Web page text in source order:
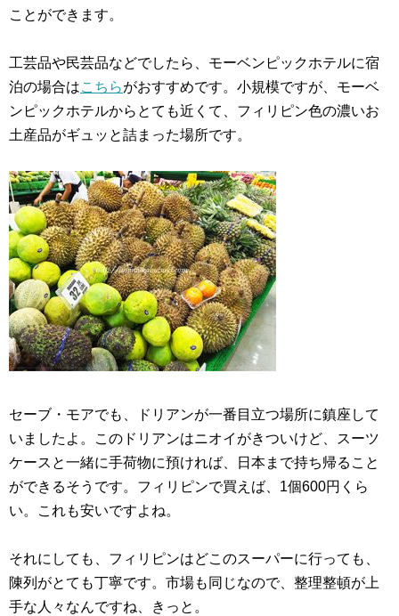
ことができます。
工芸品や民芸品などでしたら、モーベンピックホテルに宿
泊の場合はこちらがおすすめです。小規模ですが、モーベ
ンピックホテルからとても近くて、フィリピン色の濃いお
土産品がギュッと詰まった場所です。
セーブ・モアでも、ドリアンが一番目立つ場所に鎮座して
いましたよ。このドリアンはニオイがきついけど、スーツ
ケースと一緒に手荷物に預ければ、日本まで持ち帰ること
ができるそうです。フィリピンで買えば、1個600円くら
い。これも安いですよね。
それにしても、フィリピンはどこのスーパーに行っても、
陳列がとても丁寧です。市場も同じなので、整理整頓が上
手な人々なんですね、きっと。